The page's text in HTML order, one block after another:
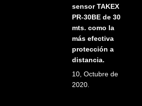
sensor TAKEX
PR-30BE de 30
mts. como la
más efectiva
protección a
distancia.
10, Octubre de
2020.